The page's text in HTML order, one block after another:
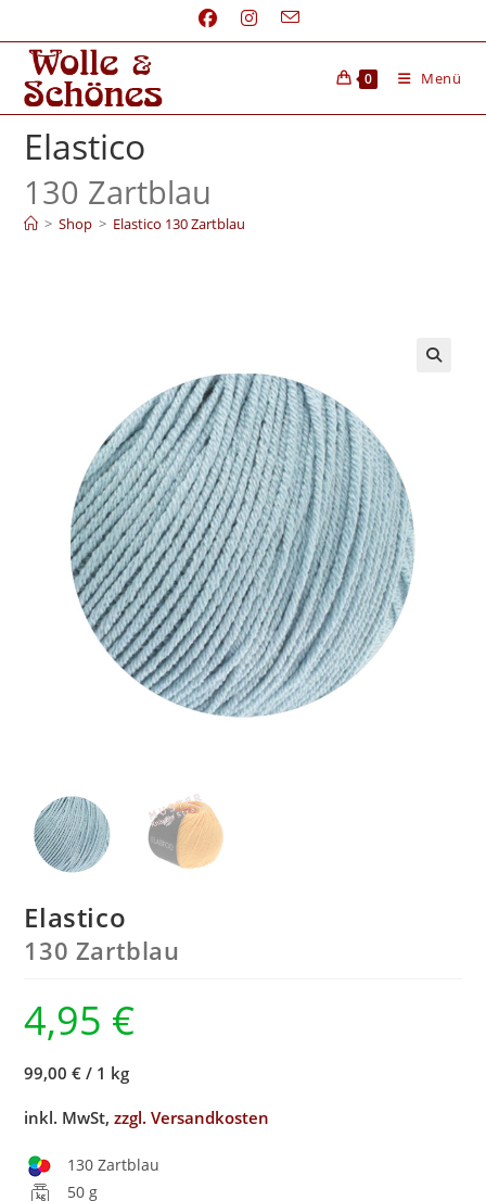
0 Menü
Elastico
130 Zartblau
> Shop > Elastico 130 Zartblau
Elastico
130 Zartblau
4,95 €
99,00 € / 1 kg
inkl. MwSt,zzgl. Versandkosten
130 Zartblau
50 g